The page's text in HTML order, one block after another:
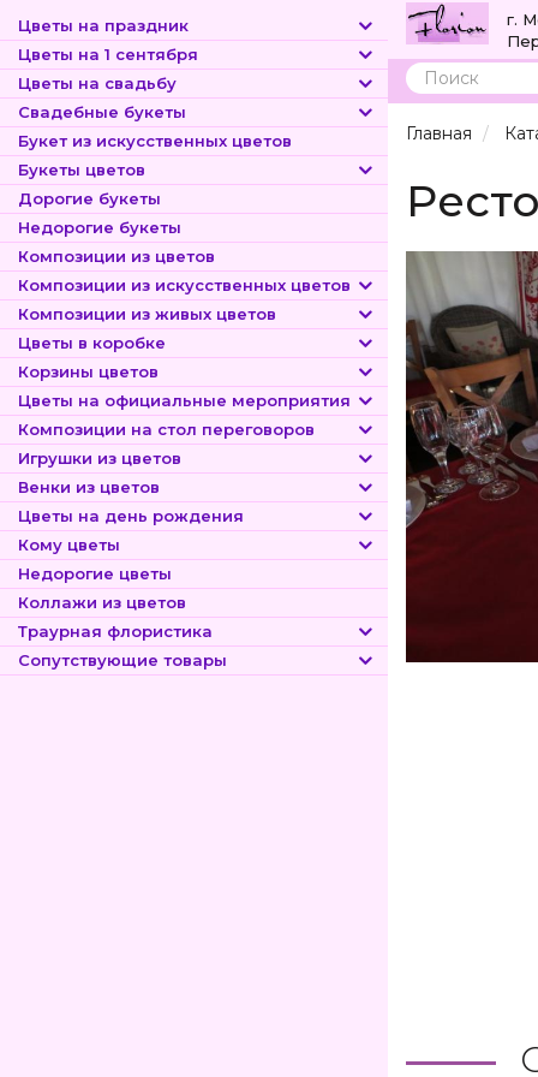
Цветы на праздник
Цветы на 1 сентября
Цветы на свадьбу
Свадебные букеты
Букет из искусственных цветов
Букеты цветов
Дорогие букеты
Недорогие букеты
Композиции из цветов
Композиции из искусственных цветов
Композиции из живых цветов
Цветы в коробке
Корзины цветов
Цветы на официальные мероприятия
Композиции на стол переговоров
Игрушки из цветов
Венки из цветов
Цветы на день рождения
Кому цветы
Недорогие цветы
Коллажи из цветов
Траурная флористика
Сопутствующие товары
г.
Поиск
Главная